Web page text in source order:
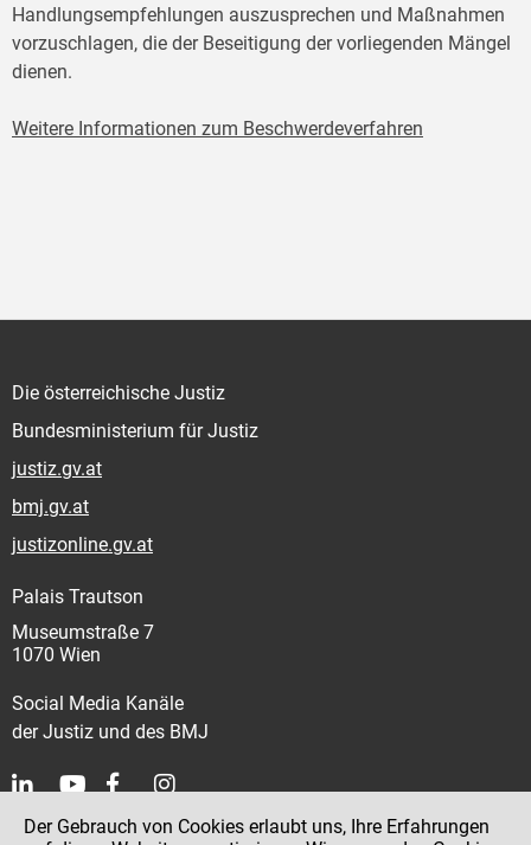
Handlungsempfehlungen auszusprechen und Maßnahmen
vorzuschlagen, die der Beseitigung der vorliegenden Mängel
dienen.
Weitere Informationen zum Beschwerdeverfahren
Die österreichische Justiz
Bundesministerium für Justiz
justiz.gv.at
bmj.gv.at
justizonline.gv.at
Palais Trautson
Museumstraße 7
1070 Wien
Social Media Kanäle
der Justiz und des BMJ
Kontakt
Der Gebrauch von Cookies erlaubt uns, Ihre Erfahrungen